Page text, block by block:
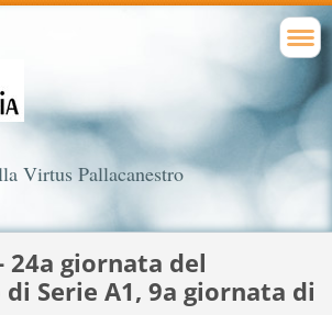
Virtus Pallacanestro
24a giornata del
Serie A1, 9a giornata di